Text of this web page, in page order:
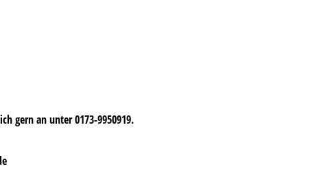
gern an unter 0173-9950919.